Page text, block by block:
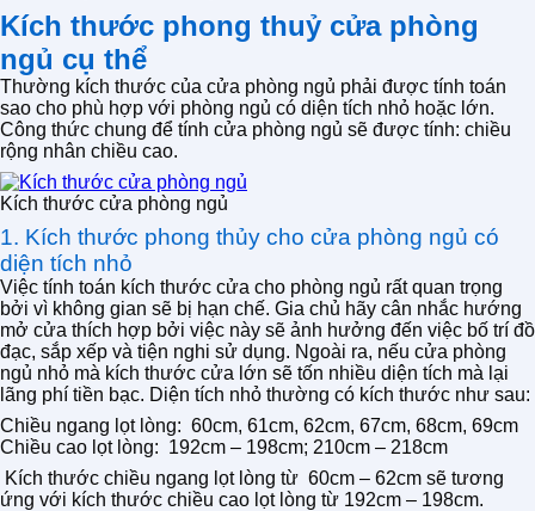
Kích thước phong thuỷ cửa phòng
ngủ cụ thể
Thường kích thước của cửa phòng ngủ phải được tính toán
sao cho phù hợp với phòng ngủ có diện tích nhỏ hoặc lớn.
Công thức chung để tính cửa phòng ngủ sẽ được tính: chiều
rộng nhân chiều cao.
Kích thước cửa phòng ngủ
1. Kích thước phong thủy cho cửa phòng ngủ có
diện tích nhỏ
Việc tính toán kích thước cửa cho phòng ngủ rất quan trọng
bởi vì không gian sẽ bị hạn chế. Gia chủ hãy cân nhắc hướng
mở cửa thích hợp bởi việc này sẽ ảnh hưởng đến việc bố trí đồ
đạc, sắp xếp và tiện nghi sử dụng. Ngoài ra, nếu cửa phòng
ngủ nhỏ mà kích thước cửa lớn sẽ tốn nhiều diện tích mà lại
lãng phí tiền bạc. Diện tích nhỏ thường có kích thước như sau:
Chiều ngang lọt lòng: 60cm, 61cm, 62cm, 67cm, 68cm, 69cm
Chiều cao lọt lòng: 192cm – 198cm; 210cm – 218cm
Kích thước chiều ngang lọt lòng từ 60cm – 62cm sẽ tương
ứng với kích thước chiều cao lọt lòng từ 192cm – 198cm.